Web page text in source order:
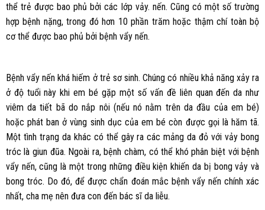
thể trẻ được bao phủ bởi các lớp vảy. nến. Cũng có một số trường
hợp bệnh nặng, trong đó hơn 10 phần trăm hoặc thậm chí toàn bộ
cơ thể được bao phủ bởi bệnh vẩy nến.
Bệnh vẩy nến khá hiếm ở trẻ sơ sinh. Chúng có nhiều khả năng xảy ra
ở độ tuổi này khi em bé gặp một số vấn đề liên quan đến da như
viêm da tiết bã do nắp nôi (nếu nó nằm trên da đầu của em bé)
hoặc phát ban ở vùng sinh dục của em bé còn được gọi là hăm tã.
Một tình trạng da khác có thể gây ra các mảng da đỏ với vảy bong
tróc là giun đũa. Ngoài ra, bệnh chàm, có thể khó phân biệt với bệnh
vẩy nến, cũng là một trong những điều kiện khiến da bị bong vảy và
bong tróc. Do đó, để được chẩn đoán mắc bệnh vẩy nến chính xác
nhất, cha mẹ nên đưa con đến bác sĩ da liễu.